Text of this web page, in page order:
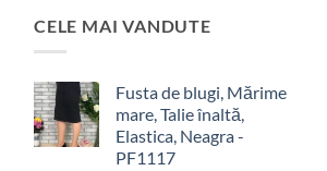
CELE MAI VANDUTE
Fusta de blugi, Mărime
mare, Talie înaltă,
Elastica, Neagra -
PF1117